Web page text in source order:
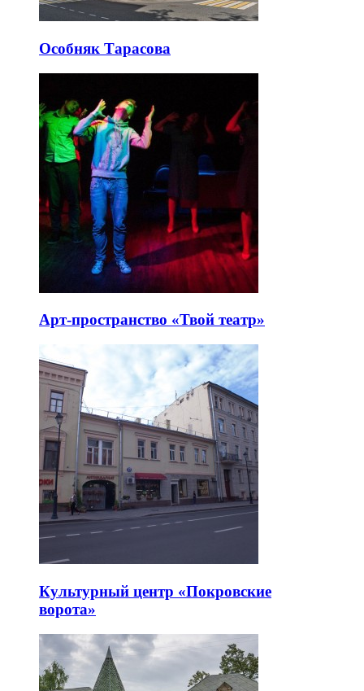
Особняк Тарасова
Арт-пространство «Твой театр»
Культурный центр «Покровские
ворота»